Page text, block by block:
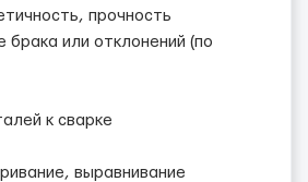
прочность
брака или отклонений (по
к сварке
выравнивание